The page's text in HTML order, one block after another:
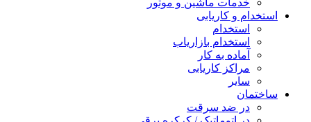
خدمات ماشین و موتور
استخدام و کاریابی
استخدام
استخدام بازاریاب
آماده به کار
مراکز کاریابی
سایر
ساختمان
در ضد سرقت